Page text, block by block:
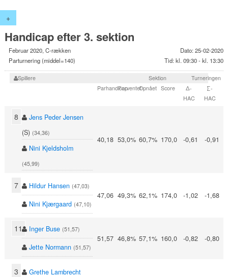
+
Handicap efter 3. sektion
Februar 2020, C-rækken
Parturnering (middel=140)
Dato: 25-02-2020
Tid: kl. 09:30 - kl. 13:30
Spillere Sektion
Turneringen
ParhandicapForventetOpnået Score
Δ-
HAC
∑-
HAC
8
Jens Peder Jensen
(S) (34,36)
Nini Kjeldsholm
(45,99)
40,18 53,0% 60,7% 170,0 -0,61 -0,91
7 Hildur Hansen (47,03)
Nini Kjærgaard (47,10)
47,06 49,3% 62,1% 174,0 -1,02 -1,68
11 Inger Buse (51,57)
Jette Normann (51,57)
51,57 46,8% 57,1% 160,0 -0,82 -0,80
3 Grethe Lambrecht